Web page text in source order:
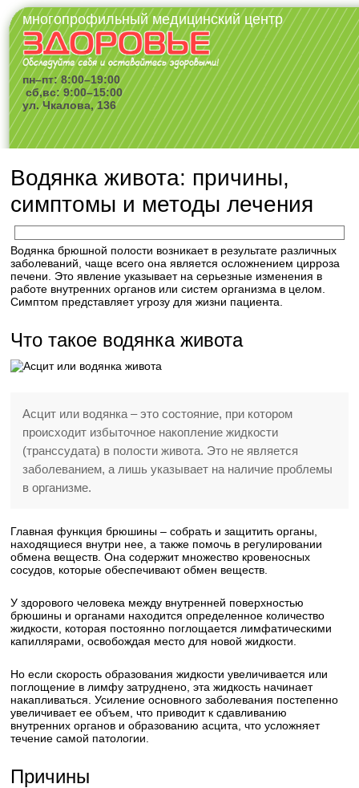
многопрофильный медицинский центр
пн–пт: 8:00–19:00
сб,вс: 9:00–15:00
ул. Чкалова, 136
Водянка живота: причины,
симптомы и методы лечения
Водянка брюшной полости возникает в результате различных
заболеваний, чаще всего она является осложнением цирроза
печени. Это явление указывает на серьезные изменения в
работе внутренних органов или систем организма в целом.
Симптом представляет угрозу для жизни пациента.
Что такое водянка живота
Асцит или водянка – это состояние, при котором
происходит избыточное накопление жидкости
(транссудата) в полости живота. Это не является
заболеванием, а лишь указывает на наличие проблемы
в организме.
Главная функция брюшины – собрать и защитить органы,
находящиеся внутри нее, а также помочь в регулировании
обмена веществ. Она содержит множество кровеносных
сосудов, которые обеспечивают обмен веществ.
У здорового человека между внутренней поверхностью
брюшины и органами находится определенное количество
жидкости, которая постоянно поглощается лимфатическими
капиллярами, освобождая место для новой жидкости.
Но если скорость образования жидкости увеличивается или
поглощение в лимфу затруднено, эта жидкость начинает
накапливаться. Усиление основного заболевания постепенно
увеличивает ее объем, что приводит к сдавливанию
внутренних органов и образованию асцита, что усложняет
течение самой патологии.
Причины